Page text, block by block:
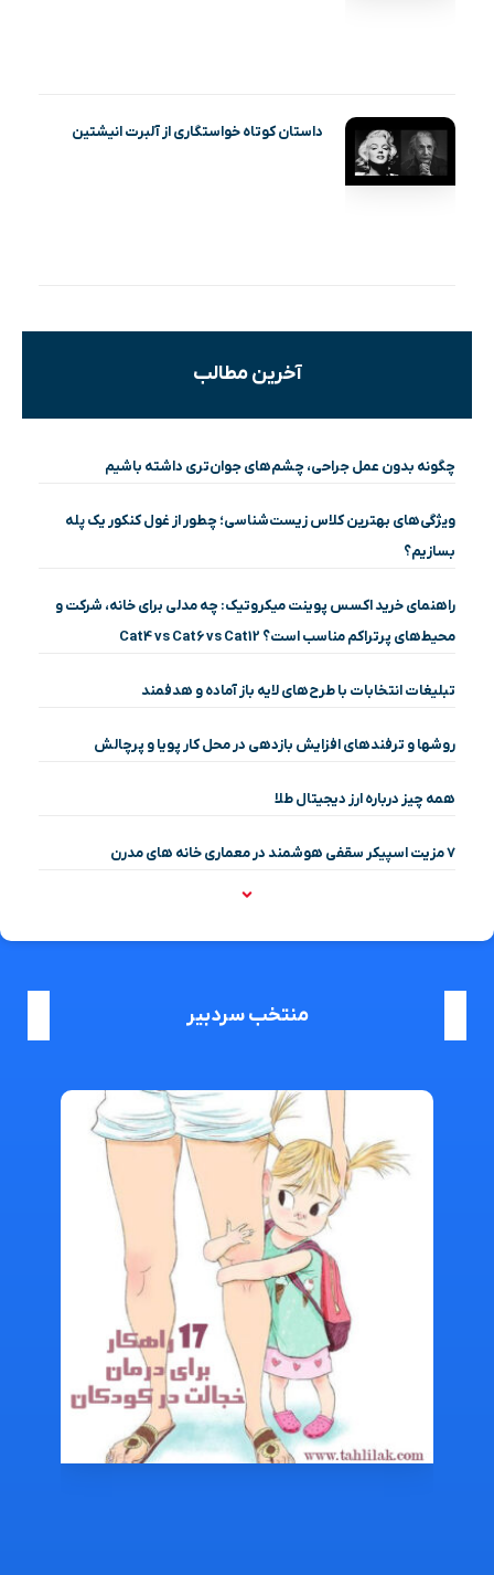
داستان کوتاه خواستگاری از آلبرت انیشتین
آخرین مطالب
چگونه بدون عمل جراحی، چشم‌های جوان‌تری داشته باشیم
ویژگی‌های بهترین کلاس زیست‌شناسی؛ چطور از غول کنکور یک پله
بسازیم؟
راهنمای خرید اکسس پوینت میکروتیک: چه مدلی برای خانه، شرکت و
محیط‌های پرتراکم مناسب است؟ Cat4 vs Cat6 vs Cat12
تبلیغات انتخابات با طرح‌های لایه باز آماده و هدفمند
روشها و ترفندهای افزایش بازدهی در محل کار پویا و پرچالش
همه چیز درباره ارز دیجیتال طلا
۷ مزیت اسپیکر سقفی هوشمند در معماری خانه‌ های مدرن
منتخب سردبیر